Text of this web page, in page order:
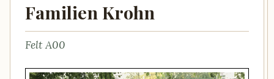
Familien Krohn
Felt A00